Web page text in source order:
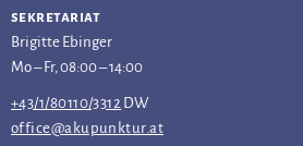
sekretariat
Brigitte Ebinger
Mo – Fr, 08:00 – 14:00
+43/1/80110/3312 DW
office@akupunktur.at